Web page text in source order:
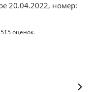
20.04.2022, номер:
515оценок.